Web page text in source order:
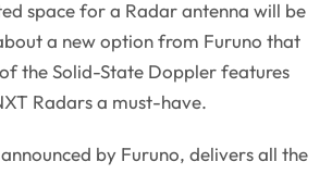
space for a Radar antenna will be
a new option from Furuno that
the Solid-State Doppler features
Radars a must-have.
by Furuno, delivers all the